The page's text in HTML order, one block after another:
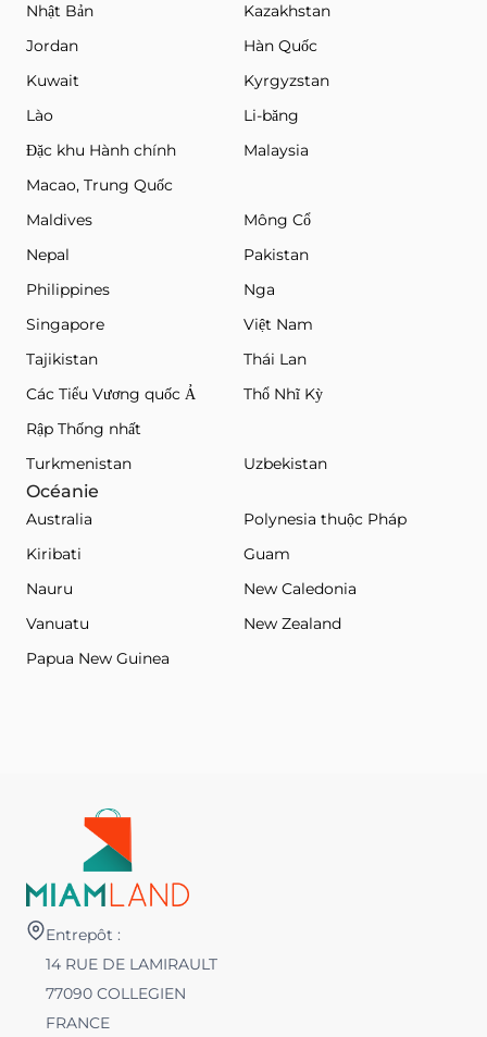
Nhật Bản
Kazakhstan
Jordan
Hàn Quốc
Kuwait
Kyrgyzstan
Lào
Li-băng
Đặc khu Hành chính
Macao, Trung Quốc
Malaysia
Maldives
Mông Cổ
Nepal
Pakistan
Philippines
Nga
Singapore
Việt Nam
Tajikistan
Thái Lan
Các Tiểu Vương quốc Ả
Rập Thống nhất
Thổ Nhĩ Kỳ
Turkmenistan Uzbekistan
Océanie
Australia
Polynesia thuộc Pháp
Kiribati
Guam
Nauru
New Caledonia
Vanuatu
New Zealand
Papua New Guinea
Entrepôt :
14 RUE DE LAMIRAULT
77090 COLLEGIEN
FRANCE